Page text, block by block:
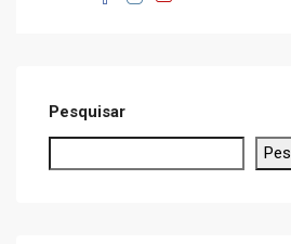
Pesquisar